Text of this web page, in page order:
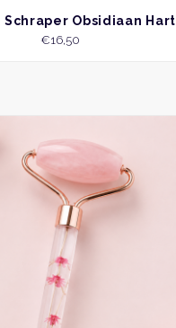
Schraper Obsidiaan Hart
€16,50